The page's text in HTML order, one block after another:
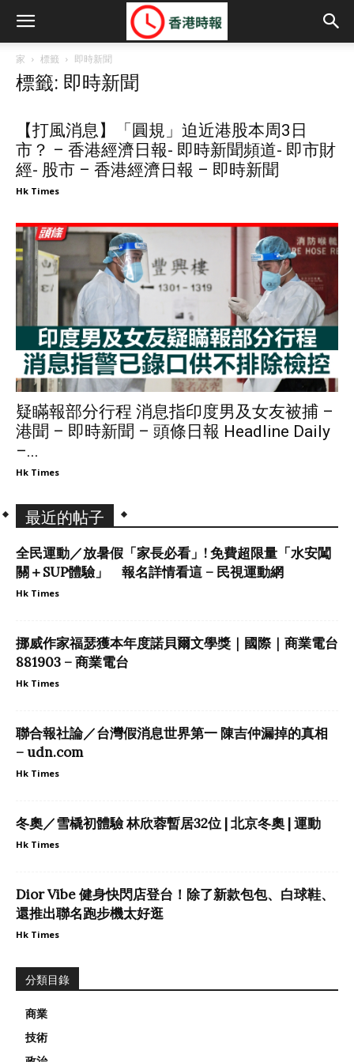
家 標籤 即時新聞
標籤: 即時新聞
【打風消息】「圓規」迫近港股本周3日
市？ – 香港經濟日報- 即時新聞頻道- 即市財
經- 股市 – 香港經濟日報 – 即時新聞
Hk Times
疑瞞報部分行程 消息指印度男及女友被捕 –
港聞 – 即時新聞 – 頭條日報 Headline Daily
–...
Hk Times
最近的帖子
全民運動／放暑假「家長必看」! 免費超限量「水安闖
關＋SUP體驗」 報名詳情看這 – 民視運動網
Hk Times
挪威作家福瑟獲本年度諾貝爾文學獎｜國際｜商業電台
881903 – 商業電台
Hk Times
聯合報社論／台灣假消息世界第一 陳吉仲漏掉的真相
– udn.com
Hk Times
冬奧／雪橇初體驗 林欣蓉暫居32位 | 北京冬奧 | 運動
Hk Times
Dior Vibe 健身快閃店登台！除了新款包包、白球鞋、
還推出聯名跑步機太好逛
Hk Times
分類目錄
商業
技術